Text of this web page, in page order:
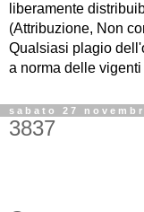
liberamente
(Attribuzione, Non
Qualsiasi plagio
a norma delle
sabato 27
3837